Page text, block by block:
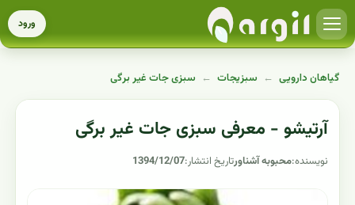
ورود
گیاهان دارویی ← سبزیجات ← سبزی جات غیر برگی
آرتیشو - معرفی سبزی جات غیر برگی
نویسنده:محبوبه آشناورتاریخ انتشار:1394/12/07